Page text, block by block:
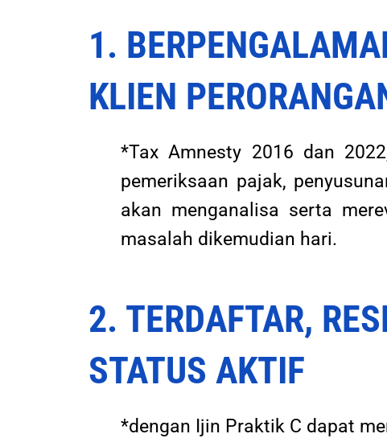
1.
KLIEN
*Tax Amnesty 2016 dan
pemeriksaan pajak,
akan menganalisa serta
masalah dikemudian hari.
2. TERDAFTAR,
STATUS AKTIF
*dengan Ijin Praktik C dapat